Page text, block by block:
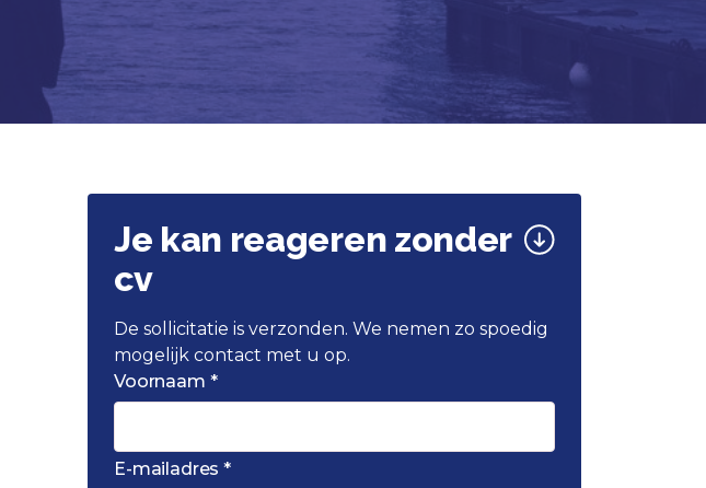
Je kan reageren zonder
cv
De sollicitatie is verzonden. We nemen zo spoedig
mogelijk contact met u op.
Voornaam *
E-mailadres *